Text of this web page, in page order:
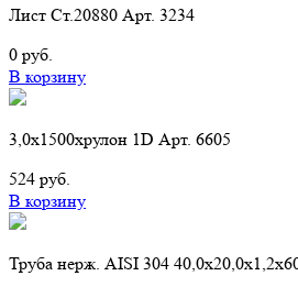
Лист Ст.20880 Арт. 3234
0 руб.
В корзину
3,0х1500хрулон 1D Арт. 6605
524 руб.
В корзину
Труба нерж. AISI 304